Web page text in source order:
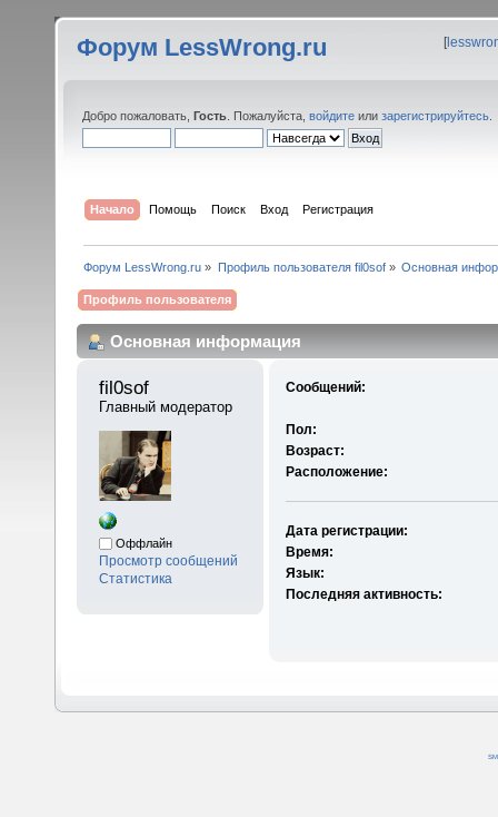
Форум LessWrong.ru [
Добро пожаловать, Гость . Пожалуйста, войдите или зарегистрируйтесь
Начало Помощь Поиск Вход Регистрация
Форум LessWrong.ru » Профиль пользователя fil0sof» Основная
Профиль пользователя
Основная информация
fil0sof
Главный модератор
Оффлайн
Просмотр сообщений
Статистика
Сообщений:
Пол:
Возраст:
Расположение:
Дата регистрации:
Время:
Язык:
Последняя активность: